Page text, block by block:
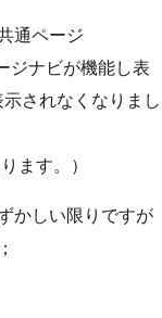
通ページ
ジナビが機能し表
されなくなりまし
ます。）
かしい限りですが